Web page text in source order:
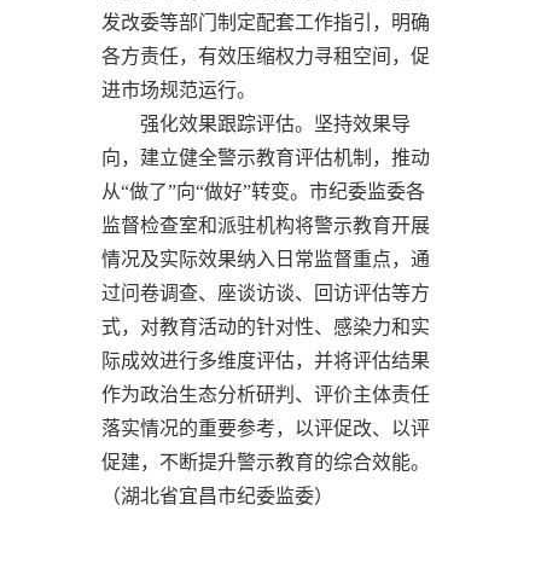
发改委等部门制定配套工作指引，明确
各方责任，有效压缩权力寻租空间，促
进市场规范运行。
强化效果跟踪评估。坚持效果导
向，建立健全警示教育评估机制，推动
从“做了”向“做好”转变。市纪委监委各
监督检查室和派驻机构将警示教育开展
情况及实际效果纳入日常监督重点，通
过问卷调查、座谈访谈、回访评估等方
式，对教育活动的针对性、感染力和实
际成效进行多维度评估，并将评估结果
作为政治生态分析研判、评价主体责任
落实情况的重要参考，以评促改、以评
促建，不断提升警示教育的综合效能。
（湖北省宜昌市纪委监委）